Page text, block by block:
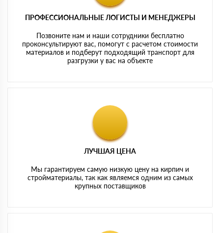
ПРОФЕССИОНАЛЬНЫЕ ЛОГИСТЫ И МЕНЕДЖЕРЫ
Позвоните нам и наши сотрудники бесплатно
проконсультируют вас, помогут с расчетом стоимости
материалов и подберут подходящий транспорт для
разгрузки у вас на объекте
ЛУЧШАЯ ЦЕНА
Мы гарантируем самую низкую цену на кирпич и
стройматериалы, так как являемся одним из самых
крупных поставщиков